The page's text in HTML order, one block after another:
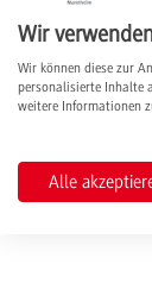
Wir
Wir können diese zur
personalisierte Inhalte
weitere Informationen
Alle